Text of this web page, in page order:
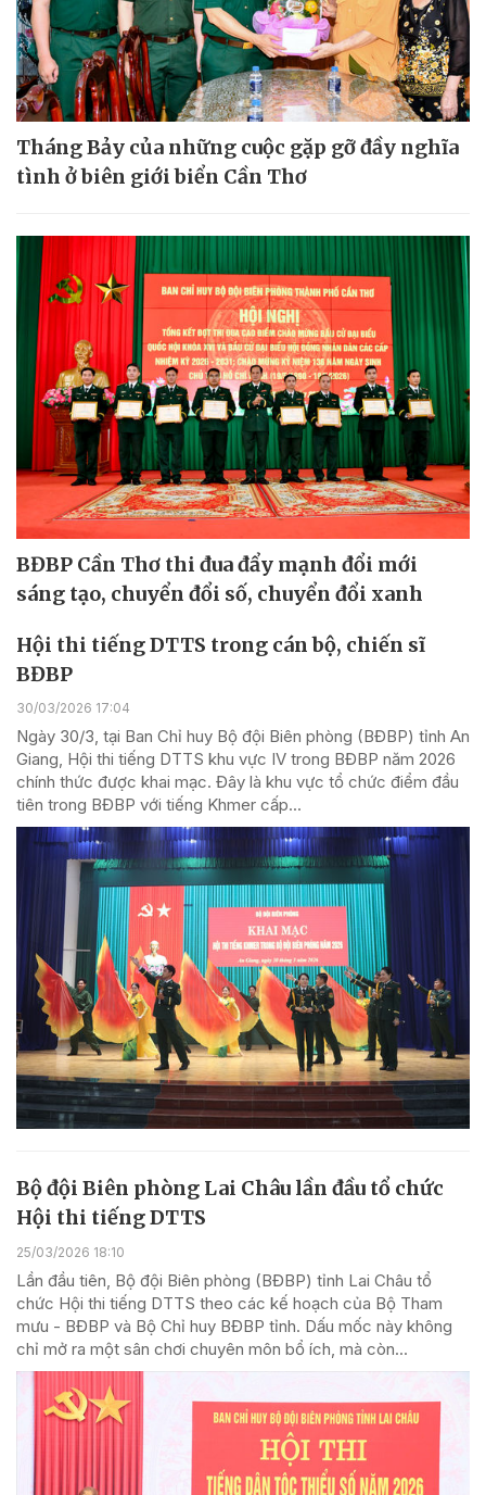
Tháng Bảy của những cuộc gặp gỡ đầy nghĩa
tình ở biên giới biển Cần Thơ
BĐBP Cần Thơ thi đua đẩy mạnh đổi mới
sáng tạo, chuyển đổi số, chuyển đổi xanh
Hội thi tiếng DTTS trong cán bộ, chiến sĩ
BĐBP
30/03/2026 17:04
Ngày 30/3, tại Ban Chỉ huy Bộ đội Biên phòng (BĐBP) tỉnh An
Giang, Hội thi tiếng DTTS khu vực IV trong BĐBP năm 2026
chính thức được khai mạc. Đây là khu vực tổ chức điểm đầu
tiên trong BĐBP với tiếng Khmer cấp...
Bộ đội Biên phòng Lai Châu lần đầu tổ chức
Hội thi tiếng DTTS
25/03/2026 18:10
Lần đầu tiên, Bộ đội Biên phòng (BĐBP) tỉnh Lai Châu tổ
chức Hội thi tiếng DTTS theo các kế hoạch của Bộ Tham
mưu - BĐBP và Bộ Chỉ huy BĐBP tỉnh. Dấu mốc này không
chỉ mở ra một sân chơi chuyên môn bổ ích, mà còn...